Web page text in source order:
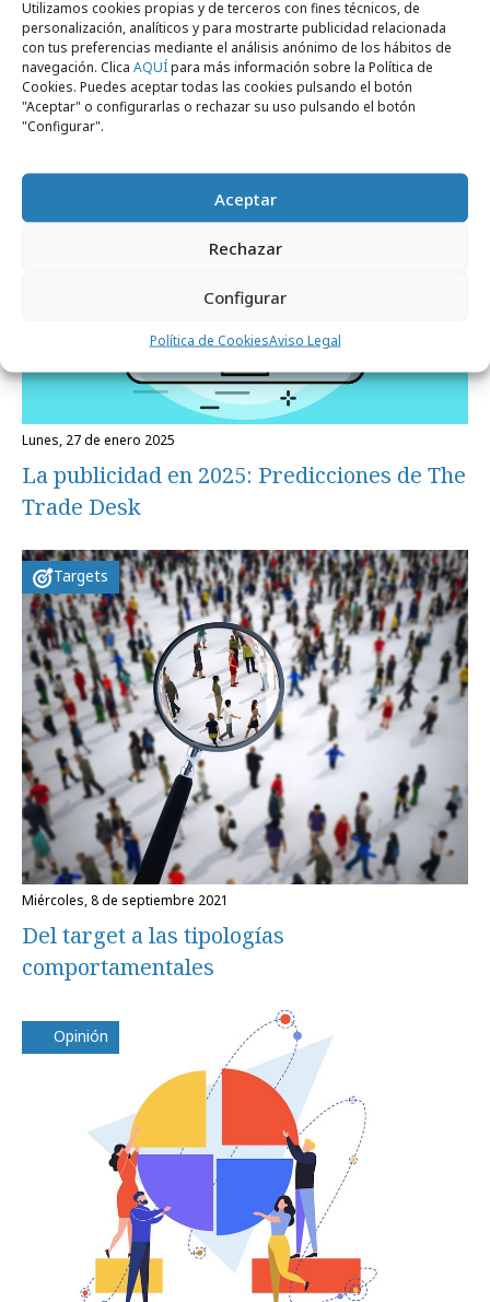
Utilizamos cookies propias y de terceros con fines técnicos, de
personalización, analíticos y para mostrarte publicidad relacionada
con tus preferencias mediante el análisis anónimo de los hábitos de
navegación. Clica AQUÍpara más información sobre la Política de
Cookies. Puedes aceptar todas las cookies pulsando el botón
"Aceptar" o configurarlas o rechazar su uso pulsando el botón
"Configurar".
Aceptar
Rechazar
Configurar
Política de CookiesAviso Legal
Noticias Relacionadas
lunes, 27 de enero 2025
La publicidad en 2025: Predicciones de The
Trade Desk
Targets
miércoles, 8 de septiembre 2021
Del target a las tipologías
comportamentales
Opinión